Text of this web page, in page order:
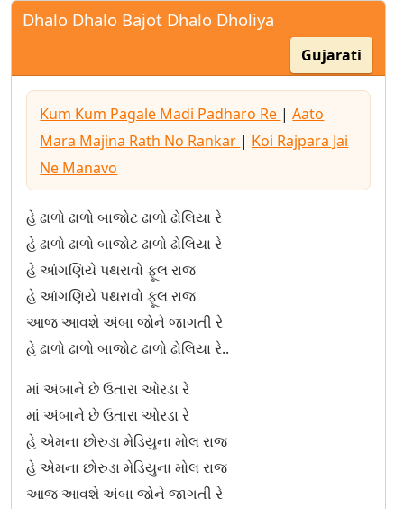
આદ્યશક્તિ તુજને નમુ બહુચરા
આરાસુર માં અંબા કરે રે કિલ્લોલ
આવો તો રમવાને
આસમાની રંગની ચૂંદડી રે
ઊંચા નીચા રે માડી તારા ડુંગરા
એક લાલ દરવાજે તંબુ તાણીયા
એક વણઝારી ઝૂલણાં ઝૂલતી તી
એકે છંદે બીજે છંદે ત્રીજે છંદે
એવા સાત સાત દેવીને વીરો માનતા
કીડી બિચારી ગરબા
Dhalo Dhalo Bajot Dhalo Dholiya
Gujarati
Kum Kum Pagale Madi Padharo Re |Aato
Mara Majina Rath No Rankar | Koi Rajpara Jai
Ne Manavo
હે ઢાળો ઢાળો બાજોટ ઢાળો ઢોલિયા રે
હે ઢાળો ઢાળો બાજોટ ઢાળો ઢોલિયા રે
હે આંગણિયે પથરાવો ફૂલ રાજ
હે આંગણિયે પથરાવો ફૂલ રાજ
આજ આવશે અંબા જોને જાગતી રે
હે ઢાળો ઢાળો બાજોટ ઢાળો ઢોલિયા રે..
માં અંબાને છે ઉતારા ઓરડા રે
માં અંબાને છે ઉતારા ઓરડા રે
હે એમના છોરુડા મેડિયુના મોલ રાજ
હે એમના છોરુડા મેડિયુના મોલ રાજ
આજ આવશે અંબા જોને જાગતી રે